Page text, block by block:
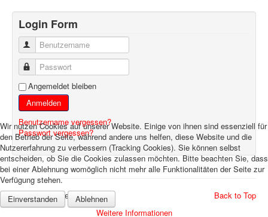
Login Form
Benutzername
Passwort
Angemeldet bleiben
Anmelden
Benutzername vergessen?
Passwort vergessen?
Back to Top
© 2026 Feuerwehr Weisel
Wir nutzen Cookies auf unserer Website. Einige von ihnen sind essenziell für
den Betrieb der Seite, während andere uns helfen, diese Website und die
Nutzererfahrung zu verbessern (Tracking Cookies). Sie können selbst
entscheiden, ob Sie die Cookies zulassen möchten. Bitte beachten Sie, dass
bei einer Ablehnung womöglich nicht mehr alle Funktionalitäten der Seite zur
Verfügung stehen.
Einverstanden
Ablehnen
Weitere Informationen